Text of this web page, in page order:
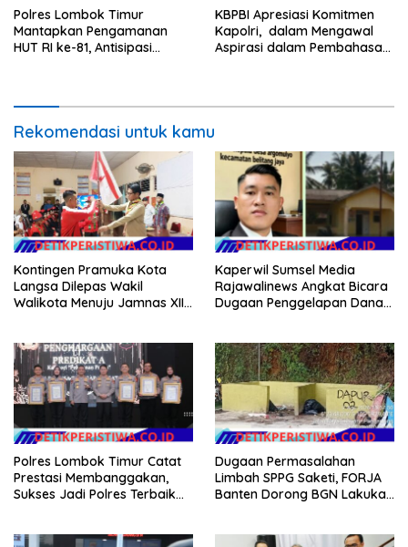
Polres Lombok Timur
Mantapkan Pengamanan
HUT RI ke-81, Antisipasi
KBPBI Apresiasi Komitmen
Kapolri, dalam Mengawal
Aspirasi dalam Pembahasan
Rekomendasi untuk kamu
Kontingen Pramuka Kota
Langsa Dilepas Wakil
Walikota Menuju Jamnas XII
Kaperwil Sumsel Media
Rajawalinews Angkat Bicara
Dugaan Penggelapan Dana
Hilang 3 Bulan Bawa
Anggaran Pembangunan
Polres Lombok Timur Catat
Prestasi Membanggakan,
Sukses Jadi Polres Terbaik
Dugaan Permasalahan
Limbah SPPG Saketi, FORJA
Banten Dorong BGN Lakukan